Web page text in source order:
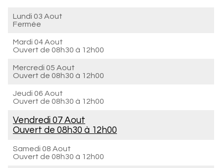
Lundi 03 Aout
Fermée
Mardi 04 Aout
Ouvert de 08h30 à 12h00
Mercredi 05 Aout
Ouvert de 08h30 à 12h00
Jeudi 06 Aout
Ouvert de 08h30 à 12h00
Vendredi 07 Aout
Ouvert de 08h30 à 12h00
Samedi 08 Aout
Ouvert de 08h30 à 12h00